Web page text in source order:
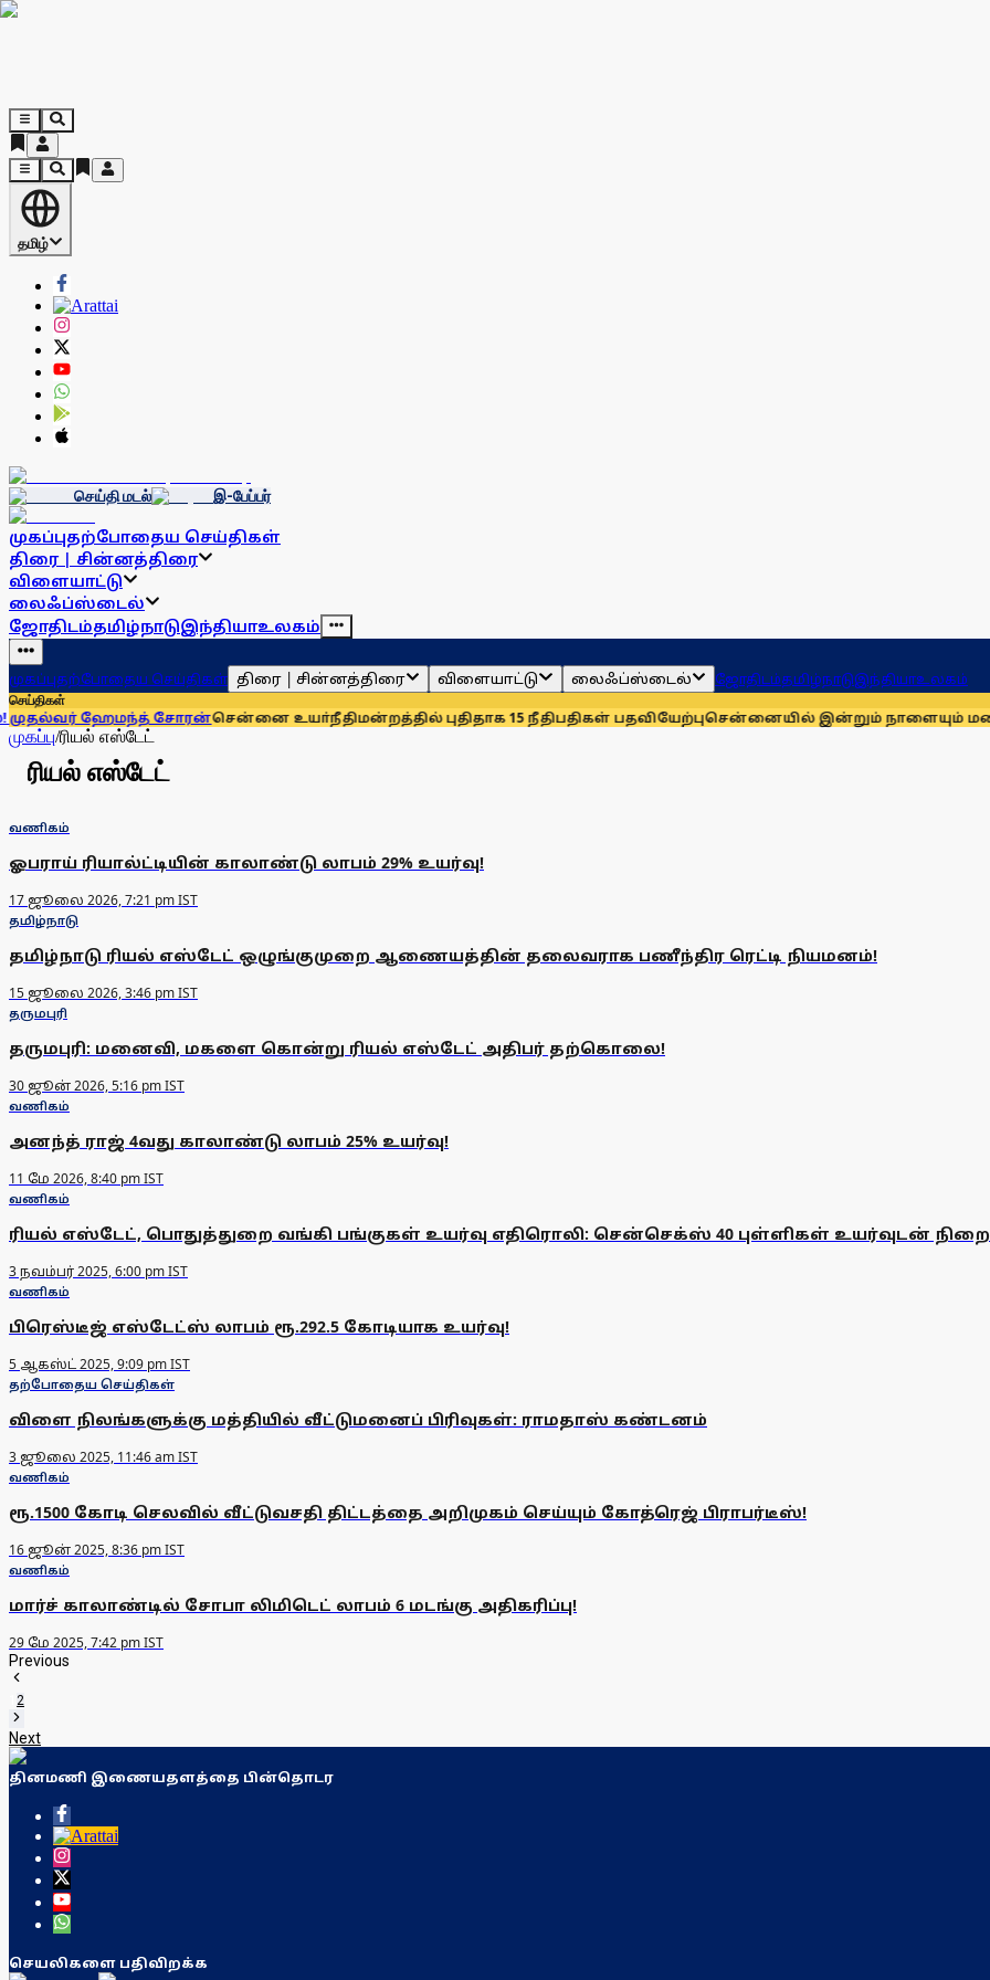
தமிழ்
செய்தி மடல் இ-பேப்பர்
முகப்புதற்போதைய செய்திகள்
திரை | சின்னத்திரை
விளையாட்டு
லைஃப்ஸ்டைல்
ஜோதிடம்தமிழ்நாடுஇந்தியாஉலகம்
முகப்புதற்போதைய செய்திகள் திரை | சின்னத்திரை விளையாட்டு லைஃப்ஸ்டைல் ஜோதிடம்தமிழ்நாடுஇந்தியாஉலகம்
செய்திகள்
ஹேமந்த் சோரன்சென்னை உயா்நீதிமன்றத்தில் புதிதாக 15 நீதிபதிகள் பதவியேற்புசென்னையில் இன்றும் நாளையும் மழைக்கு
முகப்பு/ரியல் எஸ்டேட்
ரியல் எஸ்டேட்
வணிகம்
ஓபராய் ரியால்ட்டியின் காலாண்டு லாபம் 29% உயர்வு!
17 ஜூலை 2026, 7:21 pm IST
தமிழ்நாடு
தமிழ்நாடு ரியல் எஸ்டேட் ஒழுங்குமுறை ஆணையத்தின் தலைவராக பணீந்திர ரெட்டி நியமனம்!
15 ஜூலை 2026, 3:46 pm IST
தருமபுரி
தருமபுரி: மனைவி, மகளை கொன்று ரியல் எஸ்டேட் அதிபர் தற்கொலை!
30 ஜூன் 2026, 5:16 pm IST
வணிகம்
அனந்த் ராஜ் 4வது காலாண்டு லாபம் 25% உயர்வு!
11 மே 2026, 8:40 pm IST
வணிகம்
ரியல் எஸ்டேட், பொதுத்துறை வங்கி பங்குகள் உயர்வு எதிரொலி: சென்செக்ஸ் 40 புள்ளிகள் உயர்வுடன்
3 நவம்பர் 2025, 6:00 pm IST
வணிகம்
பிரெஸ்டீஜ் எஸ்டேட்ஸ் லாபம் ரூ.292.5 கோடியாக உயர்வு!
5 ஆகஸ்ட் 2025, 9:09 pm IST
தற்போதைய செய்திகள்
விளை நிலங்களுக்கு மத்தியில் வீட்டுமனைப் பிரிவுகள்: ராமதாஸ் கண்டனம்
3 ஜூலை 2025, 11:46 am IST
வணிகம்
ரூ.1500 கோடி செலவில் வீட்டுவசதி திட்டத்தை அறிமுகம் செய்யும் கோத்ரெஜ் பிராபர்டீஸ்!
16 ஜூன் 2025, 8:36 pm IST
வணிகம்
மார்ச் காலாண்டில் சோபா லிமிடெட் லாபம் 6 மடங்கு அதிகரிப்பு!
29 மே 2025, 7:42 pm IST
Previous
2
Next
தினமணி இணையதளத்தை பின்தொடர
செயலிகளை பதிவிறக்க